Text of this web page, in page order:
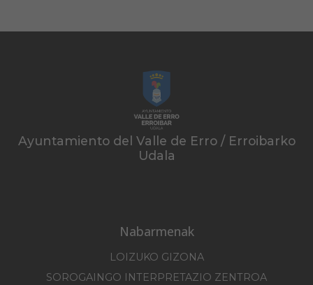
Ayuntamiento del Valle de Erro / Erroibarko
Udala
Nabarmenak
LOIZUKO GIZONA
SOROGAINGO INTERPRETAZIO ZENTROA